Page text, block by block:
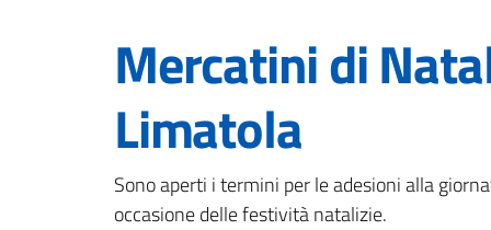
Mercatini di
Limatola
Dettagli della
Sono aperti i termini per le adesioni alla
occasione delle festività natalizie.